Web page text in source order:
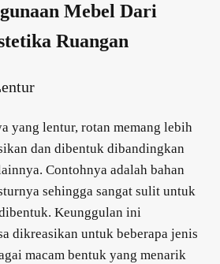
Mebel Dari
Ruangan
yang lentur, rotan memang lebih
dan dibentuk dibandingkan
Contohnya adalah bahan
sehingga sangat sulit untuk
Keunggulan ini
dikreasikan untuk beberapa jenis
macam bentuk yang menarik